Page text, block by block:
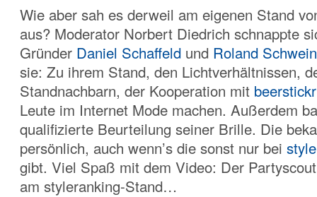
Wie aber sah es derweil am eigenen Stand
aus? Moderator Norbert Diedrich schnappte
Gründer Daniel Schaffeld und Roland
sie: Zu ihrem Stand, den Lichtverhältnissen,
Standnachbarn, der Kooperation mit beerstickr
Leute im Internet Mode machen. Außerdem
qualifizierte Beurteilung seiner Brille. Die
persönlich, auch wenn’s die sonst nur bei
gibt. Viel Spaß mit dem Video: Der
am styleranking-Stand…